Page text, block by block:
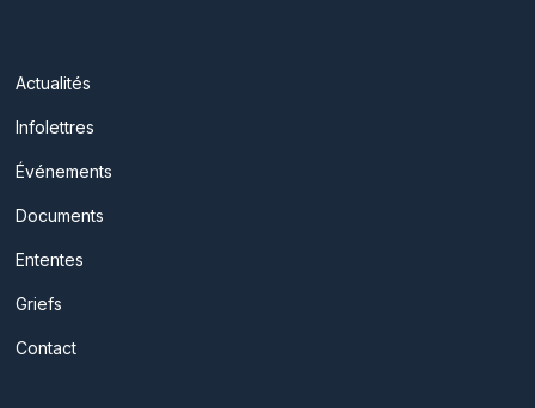
Actualités
Infolettres
Événements
Documents
Ententes
Griefs
Contact